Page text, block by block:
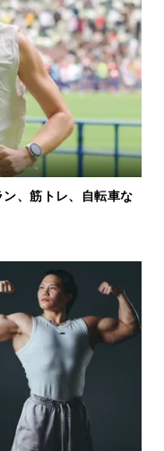
、筋トレ、自転車な